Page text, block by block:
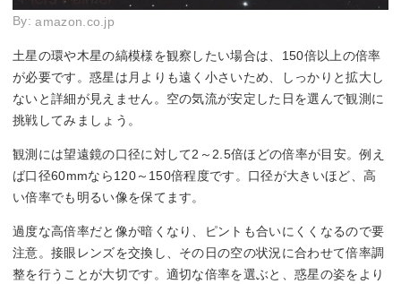
By:amazon.co.jp
土星の環や木星の縞模様を観察したい場合は、150倍以上の倍率
が必要です。惑星は月よりも遠く小さいため、しっかりと拡大し
ないと詳細が見えません。空の気流が安定した日を選んで観測に
挑戦してみましょう。
観測には望遠鏡の口径に対して2～2.5倍ほどの倍率が目安。例え
ば口径60mmなら120～150倍程度です。口径が大きいほど、高
い倍率でも明るい像を保てます。
過度な高倍率だと像が暗くなり、ピントも合いにくくなるので要
注意。接眼レンズを交換し、その日の空の状況に合わせて倍率調
整を行うことが大切です。適切な倍率を選ぶと、惑星の姿をより